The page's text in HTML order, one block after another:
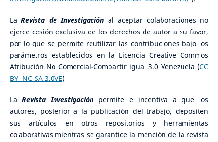
LaRevista de Investigación al aceptar colaboraciones no
ejerce cesión exclusiva de los derechos de autor a su favor,
por lo que se permite reutilizar las contribuciones bajo los
parámetros establecidos en la Licencia Creative Commos
Atribución No Comercial-Compartir igual 3.0 Venezuela (CC
BY- NC-SA 3.0VE)
La Revista Investigación permite e incentiva a que los
autores, posterior a la publicación del trabajo, depositen
sus artículos en otros repositorios y herramientas
colaborativas mientras se garantice la mención de la revista